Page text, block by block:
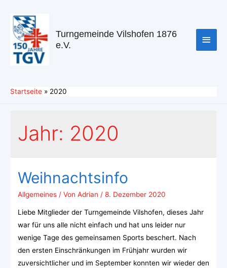
Turngemeinde Vilshofen 1876
e.V.
Startseite 2020
Jahr: 2020
Weihnachtsinfo
Allgemeines/ Von Adrian / 8. Dezember 2020
Liebe Mitglieder der Turngemeinde Vilshofen, dieses Jahr
war für uns alle nicht einfach und hat uns leider nur
wenige Tage des gemeinsamen Sports beschert. Nach
den ersten Einschränkungen im Frühjahr wurden wir
zuversichtlicher und im September konnten wir wieder den